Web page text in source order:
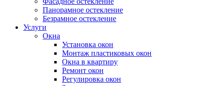
Панорамное остекление
Безрамное остекление
Услуги
Окна
Установка окон
Монтаж пластиковых окон
Окна в квартиру
Ремонт окон
Регулировка окон